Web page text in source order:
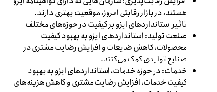
هستند، در بازار رقابتی امروز، موقعیت بهتری دارند.
تاثیر استانداردهای ایزو بر کیفیت در حوزه‌های مختلف
صنعت تولید: استانداردهای ایزو به بهبود کیفیت
محصولات، کاهش ضایعات و افزایش رضایت مشتری در
صنایع تولیدی کمک می‌کنند.
خدمات: در حوزه خدمات، استانداردهای ایزو به بهبود
کیفیت خدمات، افزایش رضایت مشتری و کاهش هزینه‌های